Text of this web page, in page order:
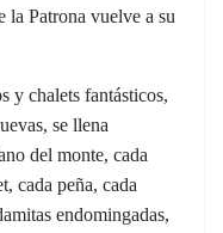
la Patrona vuelve a su
y chalets fantásticos,
se llena
del monte, cada
cada peña, cada
endomingadas,